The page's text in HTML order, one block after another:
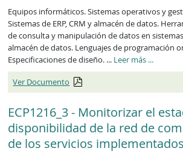
Equipos informáticos. Sistemas operativos y
Sistemas de ERP, CRM y almacén de datos.
de consulta y manipulación de datos en sistemas
almacén de datos. Lenguajes de programación
Especificaciones de diseño. ... Leer más ECP1215_3
...
Ver Documento
ECP1216_3 - Monitorizar el
disponibilidad de la red de
de los servicios implementados